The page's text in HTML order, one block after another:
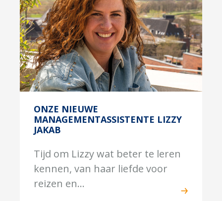
ONZE NIEUWE
MANAGEMENTASSISTENTE LIZZY
JAKAB
Tijd om Lizzy wat beter te leren
kennen, van haar liefde voor
reizen en...